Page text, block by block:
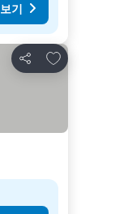
기
공유
즐겨찾기에 추가